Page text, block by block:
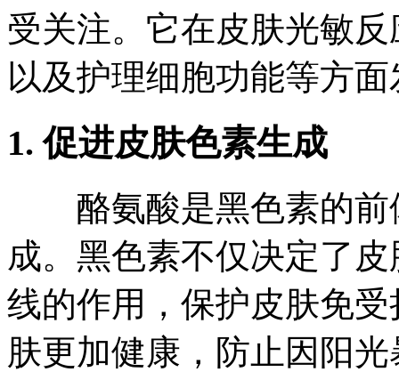
受关注。它在皮肤光敏
以及护理细胞功能等方
1. 促进皮肤色素生成
酪氨酸是黑色素的前
成。黑色素不仅决定了
线的作用，保护皮肤免
肤更加健康，防止因阳